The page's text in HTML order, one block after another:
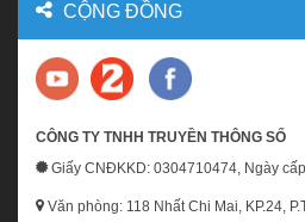
CỘNG ĐỒNG
CÔNG TY TNHH TRUYỀN THÔNG SỐ
Giấy CNĐKKD: 0304710474, Ngày
Văn phòng: 118 Nhất Chi Mai, KP.24,